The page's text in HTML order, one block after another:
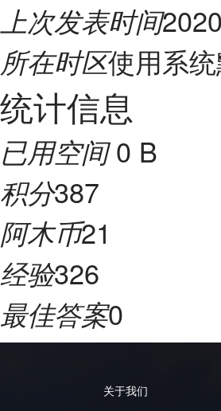
上次发表时间
所在时区使用系
统计信息
已用空间0 B
积分387
阿木币21
经验326
最佳答案0
关于我们